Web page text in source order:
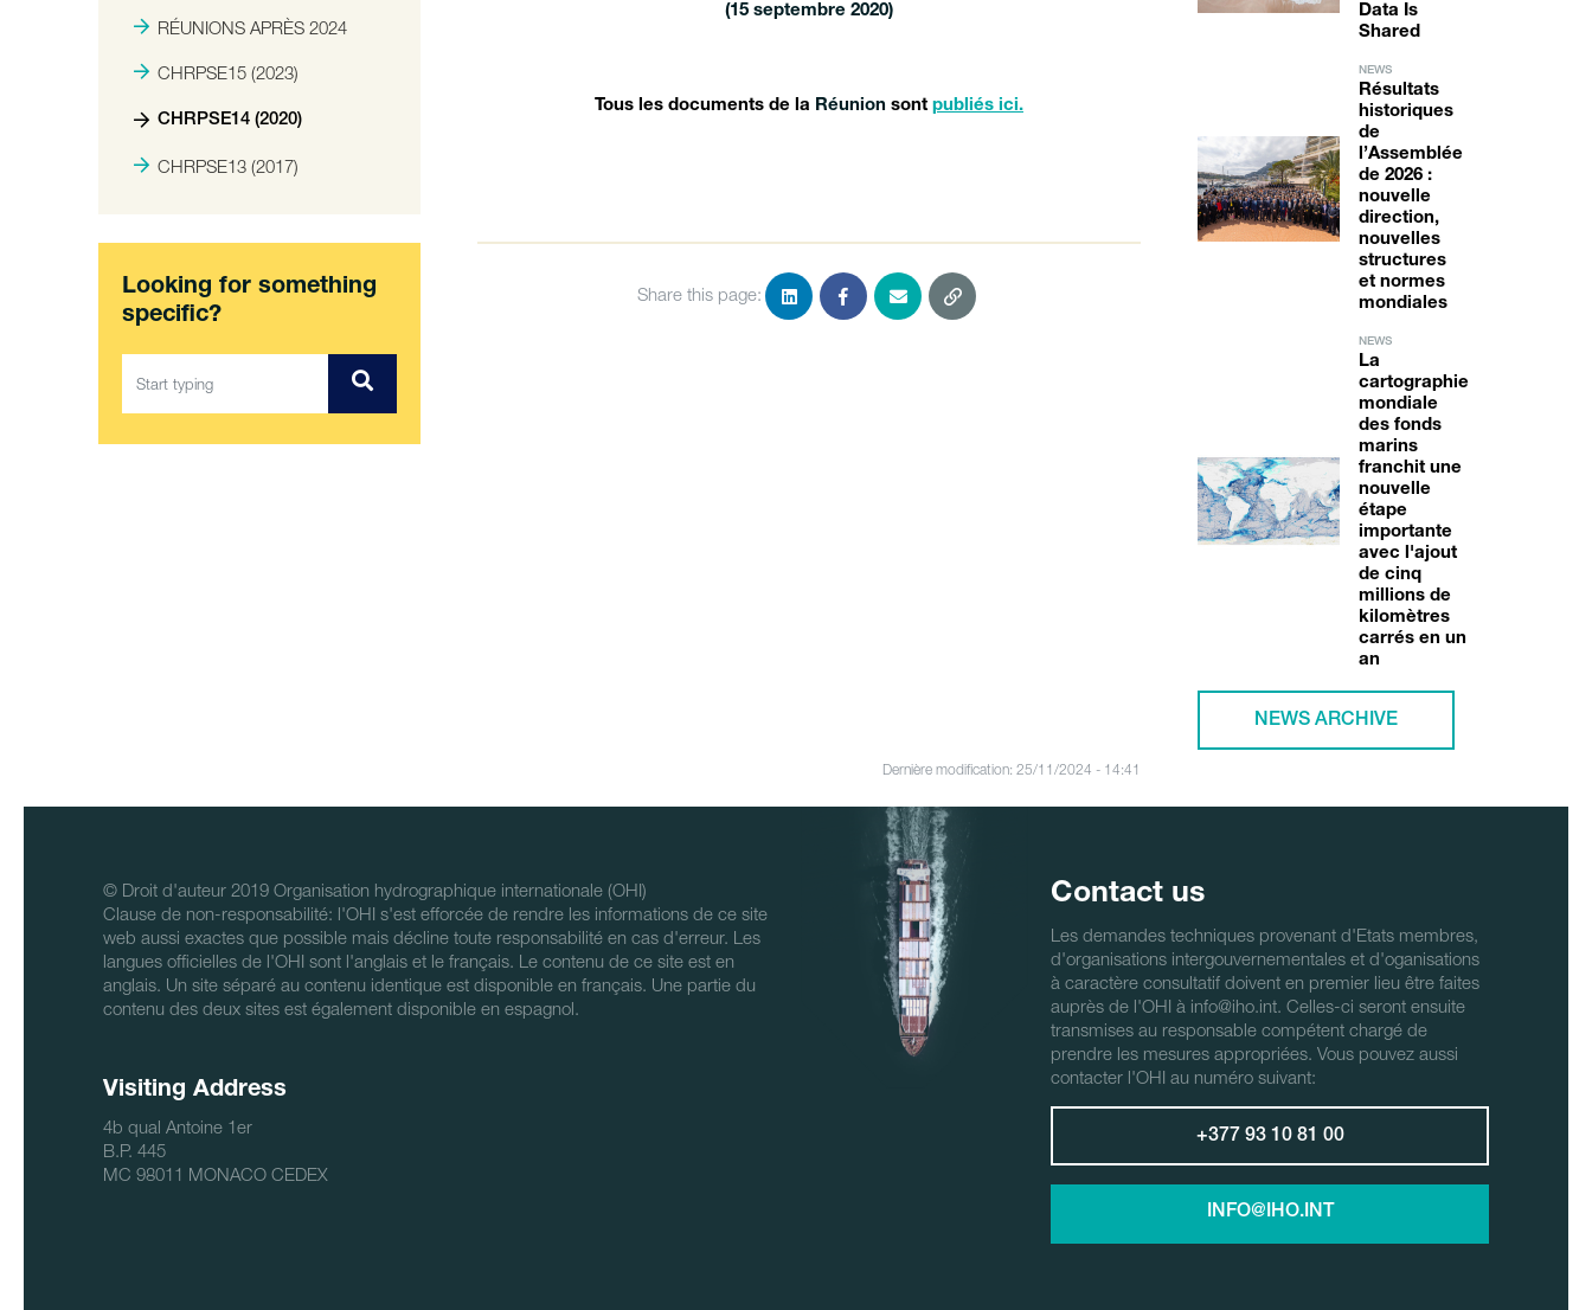
RÉUNIONS APRÈS 2024
CHRPSE15 (2023)
CHRPSE14 (2020)
CHRPSE13 (2017)
Looking for something
specific?
(15 septembre 2020)
Tous les documents de la Réunion sont publiés ici.
Share this page:
Dernière modification: 25/11/2024 - 14:41
Data Is
Shared
NEWS
Résultats
historiques
de
l’Assemblée
de 2026 :
nouvelle
direction,
nouvelles
structures
et normes
mondiales
NEWS
La
cartographie
mondiale
des fonds
marins
franchit une
nouvelle
étape
importante
avec l'ajout
de cinq
millions de
kilomètres
carrés en un
an
NEWS ARCHIVE
© Droit d'auteur 2019 Organisation hydrographique internationale (OHI)
Clause de non-responsabilité: l'OHI s'est efforcée de rendre les informations de ce site
web aussi exactes que possible mais décline toute responsabilité en cas d'erreur. Les
langues officielles de l'OHI sont l'anglais et le français. Le contenu de ce site est en
anglais. Un site séparé au contenu identique est disponible en français. Une partie du
contenu des deux sites est également disponible en espagnol.
Visiting Address
4b qual Antoine 1er
B.P. 445
MC 98011 MONACO CEDEX
Contact us
Les demandes techniques provenant d'Etats membres,
d'organisations intergouvernementales et d'oganisations
à caractère consultatif doivent en premier lieu être faites
auprès de l'OHI à info@iho.int. Celles-ci seront ensuite
transmises au responsable compétent chargé de
prendre les mesures appropriées. Vous pouvez aussi
contacter l'OHI au numéro suivant:
+377 93 10 81 00
INFO@IHO.INT